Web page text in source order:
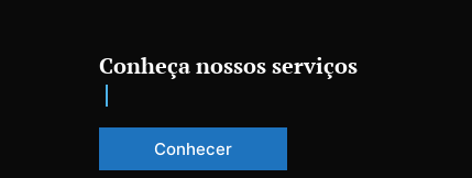
Conheça nossos serviços
Conhecer